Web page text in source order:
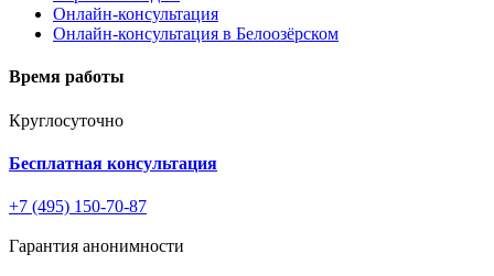
Онлайн-консультация
Онлайн-консультация в Белоозёрском
Время работы
Круглосуточно
Бесплатная консультация
+7 (495) 150-70-87
Гарантия анонимности